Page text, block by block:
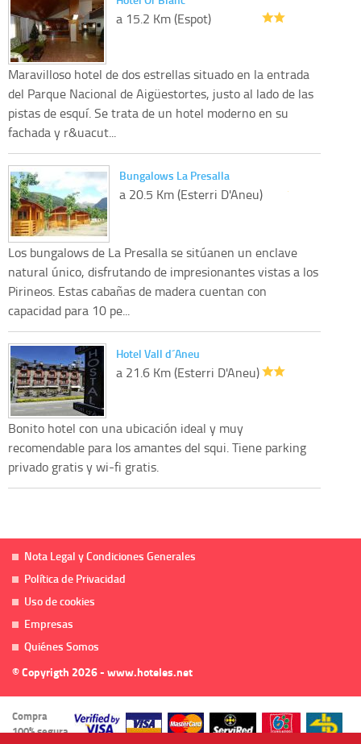
a 15.2 Km (Espot)
Maravilloso hotel de dos estrellas situado en la entrada
del Parque Nacional de Aigüestortes, justo al lado de las
pistas de esquí. Se trata de un hotel moderno en su
fachada y r&uacut...
Bungalows La Presalla
a 20.5 Km (Esterri D'Aneu)
Los bungalows de La Presalla se sitúanen un enclave
natural único, disfrutando de impresionantes vistas a los
Pirineos. Estas cabañas de madera cuentan con
capacidad para 10 pe...
Hotel Vall d´Aneu
a 21.6 Km (Esterri D'Aneu)
Bonito hotel con una ubicación ideal y muy
recomendable para los amantes del squi. Tiene parking
privado gratis y wi-fi gratis.
Nota Legal y Condiciones Generales
Política de Privacidad
Uso de cookies
Empresas
Quiénes Somos
© Copyrigth 2026 - www.hoteles.net
Compra
100% segura